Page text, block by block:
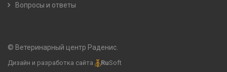
Вопросы и ответы
© Ветеринарный центр Раденис.
Дизайн и разработка сайта RuSoft